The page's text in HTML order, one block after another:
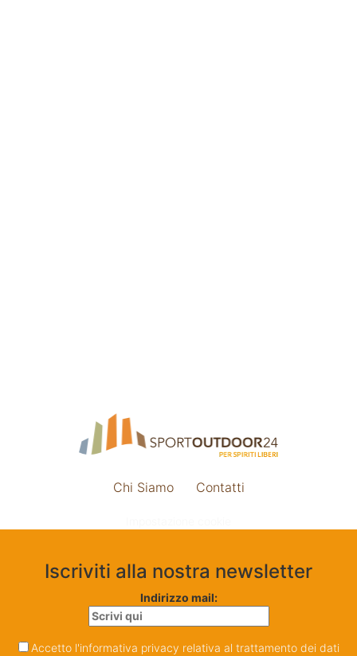
Chi Siamo Contatti
Iscriviti alla nostra newsletter
Indirizzo mail:
Accetto l'informativa privacy relativa al trattamento dei dati